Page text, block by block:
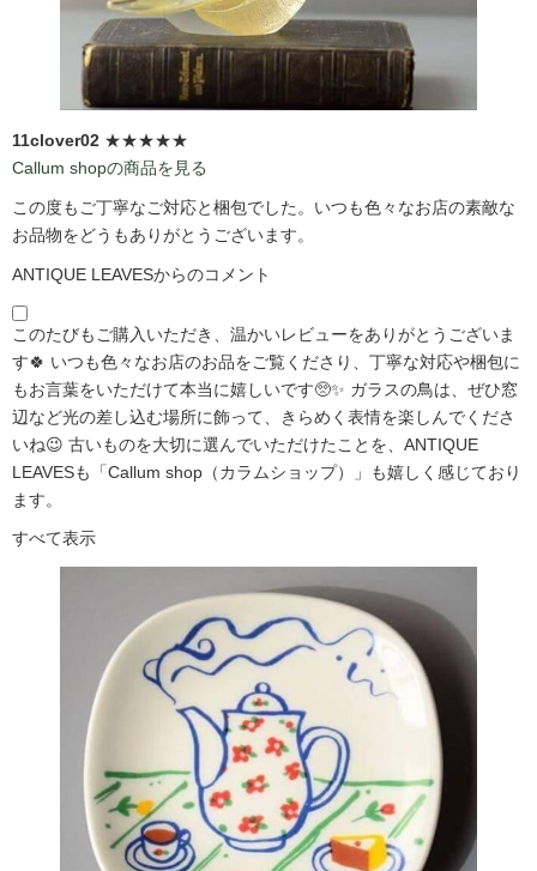
11clover02 ★★★★★
Callum shopの商品を見る
この度もご丁寧なご対応と梱包でした。いつも色々なお店の素敵な
お品物をどうもありがとうございます。
ANTIQUE LEAVESからのコメント
このたびもご購入いただき、温かいレビューをありがとうございま
す🍀 いつも色々なお店のお品をご覧くださり、丁寧な対応や梱包に
もお言葉をいただけて本当に嬉しいです🥺✨ ガラスの鳥は、ぜひ窓
辺など光の差し込む場所に飾って、きらめく表情を楽しんでくださ
いね😉 古いものを大切に選んでいただけたことを、ANTIQUE
LEAVESも「Callum shop（カラムショップ）」も嬉しく感じており
ます。
すべて表示